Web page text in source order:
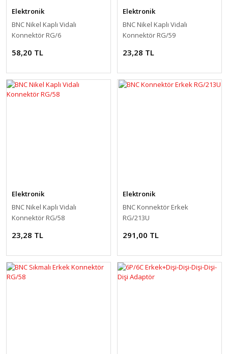
Elektronik
BNC Nikel Kaplı Vidalı
Konnektör RG/6
58,20 TL
Elektronik
BNC Nikel Kaplı Vidalı
Konnektör RG/59
23,28 TL
Elektronik
BNC Nikel Kaplı Vidalı
Konnektör RG/58
23,28 TL
Elektronik
BNC Konnektör Erkek
RG/213U
291,00 TL